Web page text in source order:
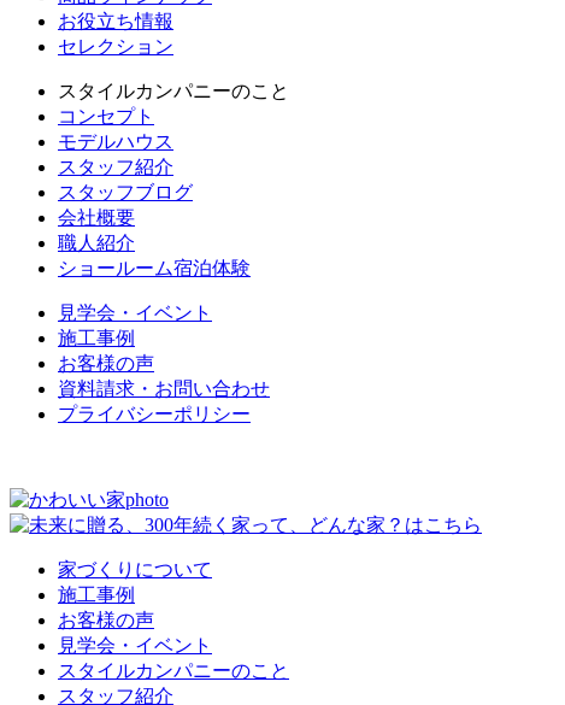
お役立ち情報
セレクション
スタイルカンパニーのこと
コンセプト
モデルハウス
スタッフ紹介
スタッフブログ
会社概要
職人紹介
ショールーム宿泊体験
見学会・イベント
施工事例
お客様の声
資料請求・お問い合わせ
プライバシーポリシー
家づくりについて
施工事例
お客様の声
見学会・イベント
スタイルカンパニーのこと
スタッフ紹介